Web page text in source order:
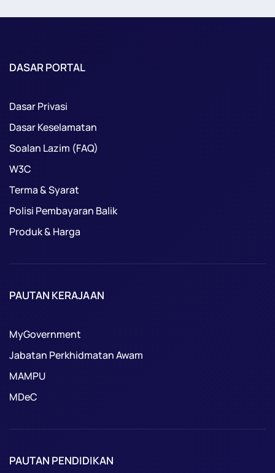
DASAR PORTAL
Dasar Privasi
Dasar Keselamatan
Soalan Lazim (FAQ)
W3C
Terma & Syarat
Polisi Pembayaran Balik
Produk & Harga
PAUTAN KERAJAAN
MyGovernment
Jabatan Perkhidmatan Awam
MAMPU
MDeC
PAUTAN PENDIDIKAN